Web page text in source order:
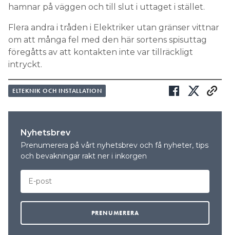
hamnar på väggen och till slut i uttaget i stället.
Flera andra i tråden i Elektriker utan gränser vittnar
om att många fel med den här sortens spisuttag
föregåtts av att kontakten inte var tillräckligt
intryckt.
ELTEKNIK OCH INSTALLATION
Nyhetsbrev
Prenumerera på vårt nyhetsbrev och få nyheter, tips
och bevakningar rakt ner i inkorgen